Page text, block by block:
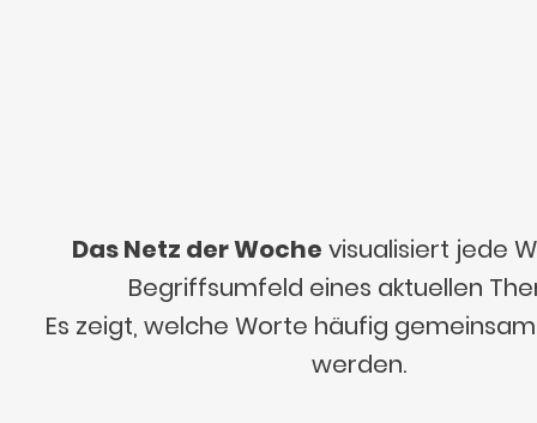
Das Netz der Woche visualisiert jede
Begriffsumfeld eines aktuellen
Es zeigt, welche Worte häufig
werden.